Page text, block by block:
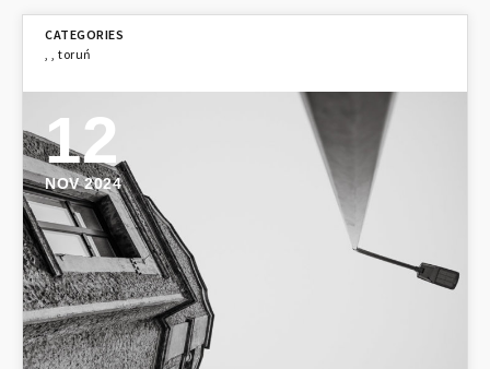
, , toruń
12
NOV 2024